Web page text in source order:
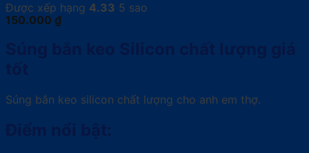
Được xếp hạng 4.33 5 sao
150.000 ₫
Súng bắn keo silicon chất lượng cho anh em thợ.